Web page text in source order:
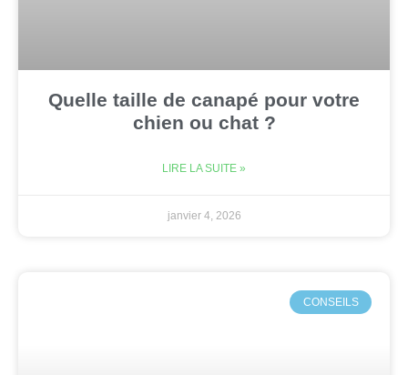
Quelle taille de canapé pour votre
chien ou chat ?
LIRE LA SUITE »
janvier 4, 2026
CONSEILS